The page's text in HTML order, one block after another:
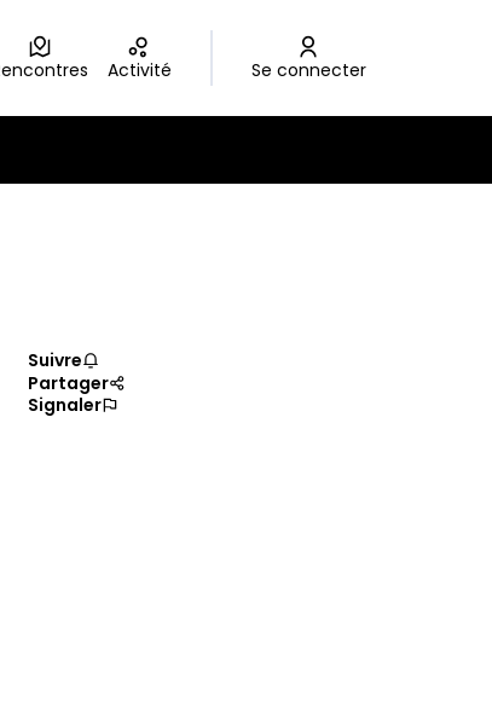
Rencontres Activité Se connecter
Suivre
Partager
Signaler